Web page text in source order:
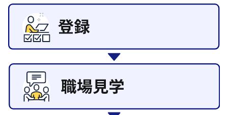
ラウンダー営業
ルート営業
その他の専門職
施設管理・整備
清掃
配送・ドライバー
東広島市
安芸高田市
日給8000円～